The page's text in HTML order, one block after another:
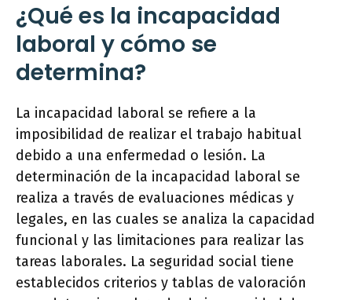
¿Qué es la incapacidad
laboral y cómo se
determina?
La incapacidad laboral se refiere a la
imposibilidad de realizar el trabajo habitual
debido a una enfermedad o lesión. La
determinación de la incapacidad laboral se
realiza a través de evaluaciones médicas y
legales, en las cuales se analiza la capacidad
funcional y las limitaciones para realizar las
tareas laborales. La seguridad social tiene
establecidos criterios y tablas de valoración